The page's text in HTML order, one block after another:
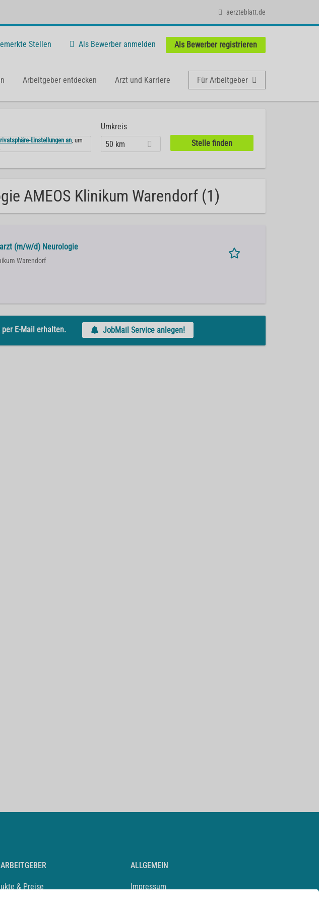
aerzteblatt.de
Stellen Als Bewerber anmelden Als Bewerber registrieren
Arbeitgeber entdecken Arzt und Karriere Für Arbeitgeber
Einstellungen an, um
Umkreis
50 km
AMEOS Klinikum Warendorf (1)
(m/w/d) Neurologie
Warendorf
E-Mail erhalten. JobMail Service anlegen!
& Preise
ALLGEMEIN
Impressum